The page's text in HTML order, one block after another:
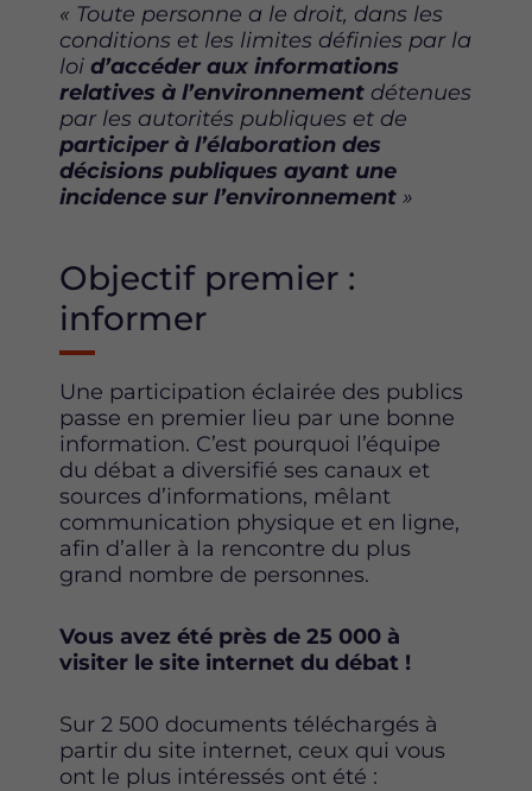
F
a
c
e
b
o
o
k
T
w
t
t
i
k
« Toute personne a le droit, dans les
conditions et les limites définies par la
loi d’accéder aux informations
relatives à l’environnement détenues
par les autorités publiques et de
participer à l’élaboration des
décisions publiques ayant une
incidence sur l’environnement »
Objectif premier :
informer
Une participation éclairée des publics
passe en premier lieu par une bonne
information. C’est pourquoi l’équipe
du débat a diversifié ses canaux et
sources d’informations, mêlant
communication physique et en ligne,
afin d’aller à la rencontre du plus
grand nombre de personnes.
Vous avez été près de 25 000 à
visiter le site internet du débat !
Sur 2 500 documents téléchargés à
partir du site internet, ceux qui vous
ont le plus intéressés ont été :